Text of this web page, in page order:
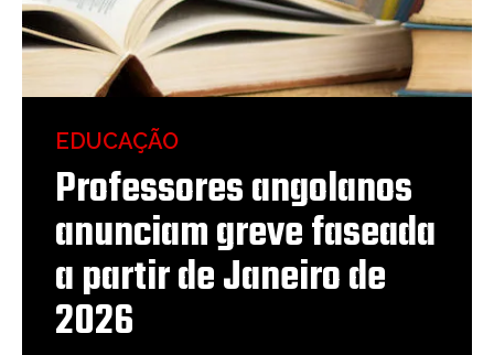
EDUCAÇÃO
Professores angolanos
anunciam greve faseada
a partir de Janeiro de
2026